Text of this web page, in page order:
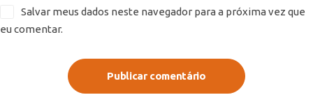
Salvar meus dados neste navegador para a próxima vez que
eu comentar.
Publicar comentário